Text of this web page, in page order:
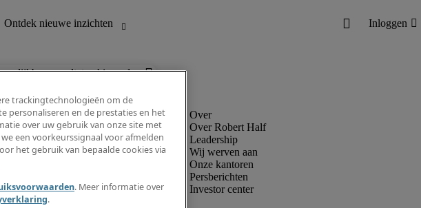
resultaten hieronder.
inzichten
jobalert aan
Over Robert Half
Leadership
Wij werven aan
Onze kantoren
Persberichten
Investor center
trackingtechnologieën om de
personaliseren en de prestaties en het
over uw gebruik van onze site met
een voorkeurssignaal voor afmelden
het gebruik van bepaalde cookies via
. Meer informatie over
.